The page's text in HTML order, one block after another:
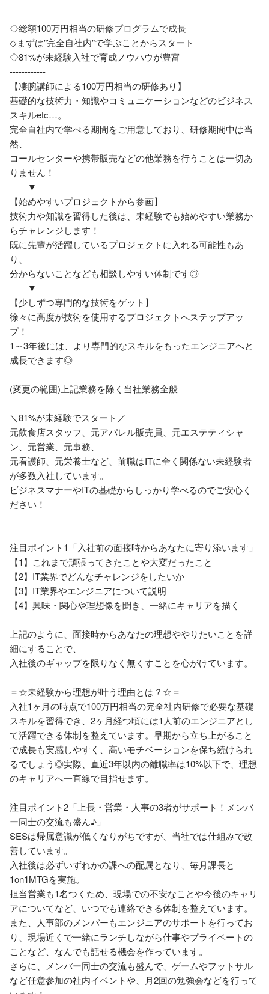
◇総額100万円相当の研修プログラムで成長
◇まずは"完全自社内"で学ぶことからスタート
◇81%が未経験入社で育成ノウハウが豊富
------------
【凄腕講師による100万円相当の研修あり】
基礎的な技術力・知識やコミュニケーションなどのビジネス
スキルetc…。
完全自社内で学べる期間をご用意しており、研修期間中は当
然、
コールセンターや携帯販売などの他業務を行うことは一切あ
りません！
▼
【始めやすいプロジェクトから参画】
技術力や知識を習得した後は、未経験でも始めやすい業務か
らチャレンジします！
既に先輩が活躍しているプロジェクトに入れる可能性もあ
り、
分からないことなども相談しやすい体制です◎
▼
【少しずつ専門的な技術をゲット】
徐々に高度が技術を使用するプロジェクトへステップアッ
プ！
1～3年後には、より専門的なスキルをもったエンジニアへと
成長できます◎
(変更の範囲)上記業務を除く当社業務全般
＼81%が未経験でスタート／
元飲食店スタッフ、元アパレル販売員、元エステティシャ
ン、元営業、元事務、
元看護師、元栄養士など、前職はITに全く関係ない未経験者
が多数入社しています。
ビジネスマナーやITの基礎からしっかり学べるのでご安心く
ださい！
注目ポイント1「入社前の面接時からあなたに寄り添います」
【1】これまで頑張ってきたことや大変だったこと
【2】IT業界でどんなチャレンジをしたいか
【3】IT業界やエンジニアについて説明
【4】興味・関心や理想像を聞き、一緒にキャリアを描く
上記のように、面接時からあなたの理想ややりたいことを詳
細にすることで、
入社後のギャップを限りなく無くすことを心がけています。
＝☆未経験から理想が叶う理由とは？☆＝
入社1ヶ月の時点で100万円相当の完全社内研修で必要な基礎
スキルを習得でき、2ヶ月経つ頃には1人前のエンジニアとし
て活躍できる体制を整えています。早期から立ち上がること
で成長も実感しやすく、高いモチベーションを保ち続けられ
るでしょう◎実際、直近3年以内の離職率は10%以下で、理想
のキャリアへ一直線で目指せます。
注目ポイント2「上長・営業・人事の3者がサポート！メンバ
ー同士の交流も盛ん♪」
SESは帰属意識が低くなりがちですが、当社では仕組みで改
善しています。
入社後は必ずいずれかの課への配属となり、毎月課長と
1on1MTGを実施。
担当営業も1名つくため、現場での不安なことや今後のキャリ
アについてなど、いつでも連絡できる体制を整えています。
また、人事部のメンバーもエンジニアのサポートを行ってお
り、現場近くで一緒にランチしながら仕事やプライベートの
ことなど、なんでも話せる機会を作っています。
さらに、メンバー同士の交流も盛んで、ゲームやフットサル
など任意参加の社内イベントや、月2回の勉強会などを行って